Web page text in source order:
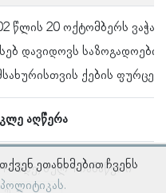
აღწერა
წლის 20 ოქტომბერს
დავიდოვს
ქების
4–მდე, სულ 4 ჩანაწერი
ეთანხმებით ჩვენს
პოლიტიკას.